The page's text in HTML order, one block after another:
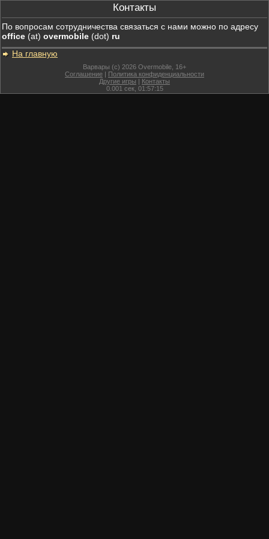
Контакты
По вопросам сотрудничества связаться с нами можно по адресу
office (at) overmobile (dot) ru
На главную
Варвары (c) 2026 Overmobile, 16+
Соглашение | Политика конфиденциальности
Другие игры | Контакты
0.001 сек, 01:57:15